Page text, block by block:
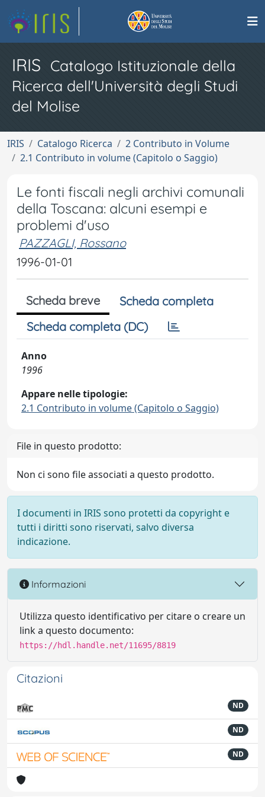
IRIS Catalogo Istituzionale della
Ricerca dell'Università degli Studi
del Molise
IRIS Catalogo Ricerca
2 Contributo in Volume
2.1 Contributo in volume (Capitolo o Saggio)
Le fonti fiscali negli archivi comunali
della Toscana: alcuni esempi e
problemi d'uso
PAZZAGLI, Rossano
1996-01-01
Scheda breve
Scheda completa
Scheda completa (DC)
Anno
1996
Appare nelle tipologie:
2.1 Contributo in volume (Capitolo o Saggio)
File in questo prodotto:
Non ci sono file associati a questo prodotto.
I documenti in IRIS sono protetti da copyright e
tutti i diritti sono riservati, salvo diversa
indicazione.
Informazioni
Utilizza questo identificativo per citare o creare un
link a questo documento:
https://hdl.handle.net/11695/8819
Citazioni
ND
ND
ND